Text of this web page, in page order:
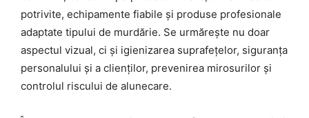
potrivite, echipamente fiabile și produse profesionale
adaptate tipului de murdărie. Se urmărește nu doar
aspectul vizual, ci și igienizarea suprafețelor, siguranța
personalului și a clienților, prevenirea mirosurilor și
controlul riscului de alunecare.